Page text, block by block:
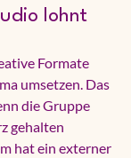
lohnt
Formate
umsetzen. Das
die Gruppe
gehalten
hat ein externer